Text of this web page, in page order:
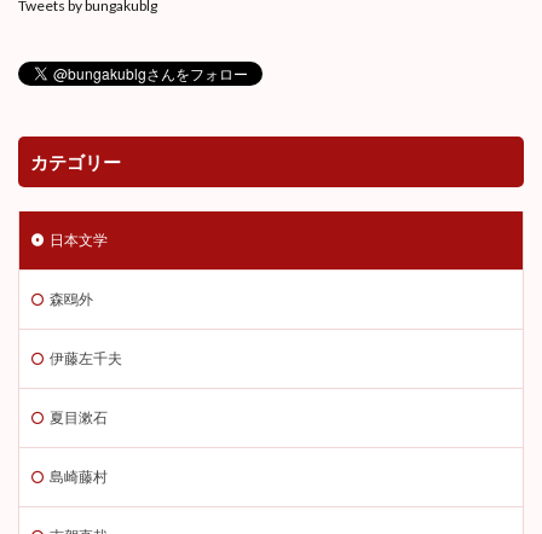
Tweets by bungakublg
カテゴリー
日本文学
森鴎外
伊藤左千夫
夏目漱石
島崎藤村